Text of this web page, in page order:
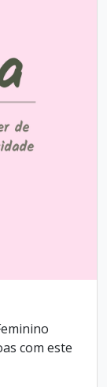
com este